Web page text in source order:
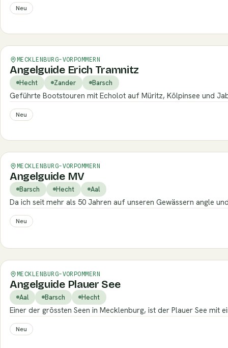
Neu
MECKLENBURG-VORPOMMERN
Angelguide Erich Tramnitz
Hecht Zander Barsch
Geführte Bootstouren mit Echolot auf Müritz, Kölpinsee und
Neu
MECKLENBURG-VORPOMMERN
Angelguide MV
Barsch Hecht Aal
Da ich seit mehr als 50 Jahren auf unseren Gewässern angle
Neu
MECKLENBURG-VORPOMMERN
Angelguide Plauer See
Aal Barsch Hecht
Einer der grössten Seen in Mecklenburg, ist der Plauer See
Neu